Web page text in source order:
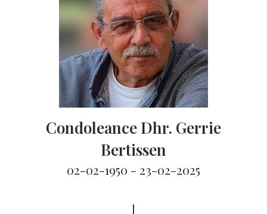
Condoleance Dhr. Gerrie
Bertissen
02-02-1950 - 23-02-2025